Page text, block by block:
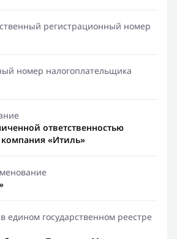
регистрационный номер
номер налогоплательщика
ответственностью
«Итиль»
едином государственном реестре